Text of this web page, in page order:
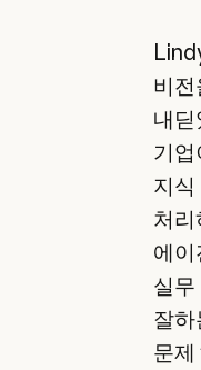
비전
내딛
기업
지식
처리
에이
실무
잘하
문제